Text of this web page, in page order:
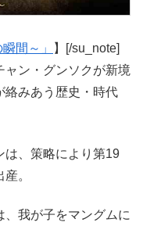
間～」
】[/su_note]
ャン・グンソクが新境
絡みあう歴史・時代
は、策略により第19
。
我が子をマングムに